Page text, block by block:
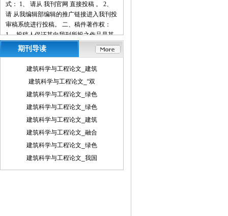
式： 1、 请从 我刊官网 直接投稿 。 2、
请 从我编辑部编辑的推广链接进入我刊投
审稿系统进行投稿。 二、稿件著作权：
1、 投稿人保证其向我刊所投之作品是其
本人或与他人合作创作之成果，或对所投
作品拥有合法的著作权，无第三人对其作
品提出可成立之权利主张。 2、 投稿人保
发表。 3、 投稿人保证其作品不含有违反
宪法、法律及损害社会公共利益之内容。
4、 投稿人向我刊所投之作品不得同时向
第三方投送，即不允许一稿多投。 5、 投
包括但不限于：通过网络向公众传播、复
制、摘编、表演、播放、展览、发行、摄
制电影、电视、录像制品、录制录音制
期刊导读
建筑科学与工程论文_建筑
建筑科学与工程论文_“双
建筑科学与工程论文_绿色
建筑科学与工程论文_绿色
建筑科学与工程论文_建筑
建筑科学与工程论文_融合
建筑科学与工程论文_绿色
建筑科学与工程论文_我国